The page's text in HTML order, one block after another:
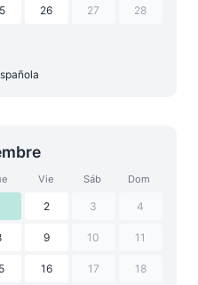
26 27 28
Vie Sáb Dom
2 3 4
9 10 11
16 17 18